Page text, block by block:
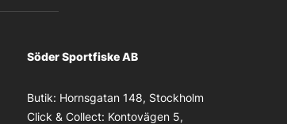
Söder Sportfiske AB
Butik: Hornsgatan 148, Stockholm
Click & Collect: Kontovägen 5,